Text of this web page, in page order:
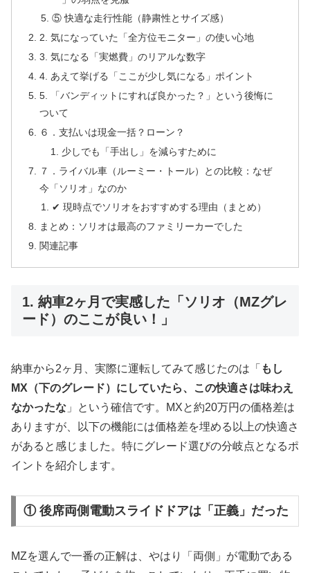
⑤ 快適な走行性能（静粛性とサイズ感）
2. 気になっていた「全方位モニター」の使い心地
3. 気になる「実燃費」のリアルな数字
4. あえて挙げる「ここが少し気になる」ポイント
5. 「バンディットにすれば良かった？」という後悔に
ついて
６．支払いは現金一括？ローン？
少しでも「手出し」を減らすために
７．ライバル車（ルーミー・トール）との比較：なぜ
今「ソリオ」なのか
✔ 現時点でソリオをおすすめする理由（まとめ）
まとめ：ソリオは最高のファミリーカーでした
関連記事
1. 納車2ヶ月で実感した「ソリオ（MZグレ
ード）のここが良い！」
納車から2ヶ月、実際に運転してみて感じたのは「 もし
MX（下のグレード）にしていたら、この快適さは味わえ
なかったな 」という確信です。MXと約20万円の価格差は
ありますが、以下の機能には価格差を埋める以上の快適さ
があると感じました。特にグレード選びの分岐点となるポ
イントを紹介します。
① 後席両側電動スライドドアは「正義」だった
MZを選んで一番の正解は、やはり「両側」が電動である